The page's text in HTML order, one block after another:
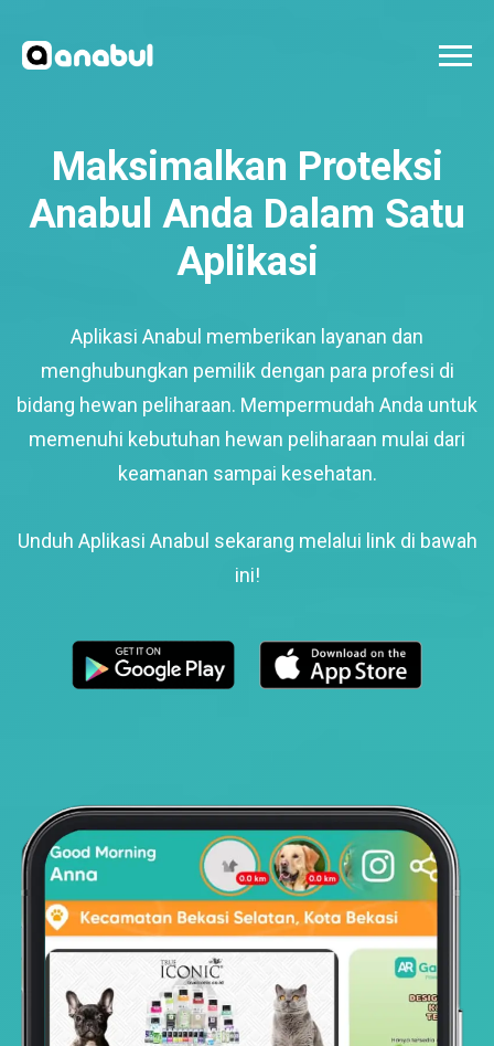
Maksimalkan Proteksi
Anabul Anda Dalam Satu
Aplikasi
Aplikasi Anabul memberikan layanan dan
menghubungkan pemilik dengan para profesi di
bidang hewan peliharaan. Mempermudah Anda untuk
memenuhi kebutuhan hewan peliharaan mulai dari
keamanan sampai kesehatan.
Unduh Aplikasi Anabul sekarang melalui link di bawah
ini!